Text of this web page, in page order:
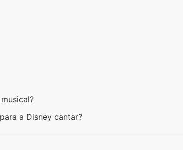
a Disney cantar?